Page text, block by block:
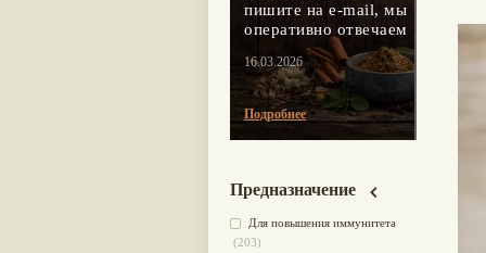
пишите на e-mail, мы
оперативно отвечаем
16.03.2026
Подробнее
Предназначение
Для повышения иммунитета
(203)